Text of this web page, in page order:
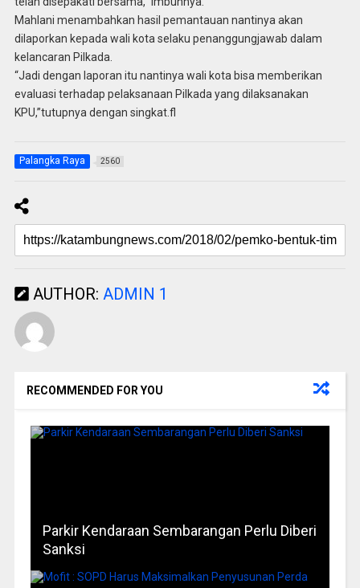
Mahlani menambahkan hasil pemantauan nantinya akan
dilaporkan kepada wali kota selaku penanggungjawab dalam
kelancaran Pilkada.
“Jadi dengan laporan itu nantinya wali kota bisa memberikan
evaluasi terhadap pelaksanaan Pilkada yang dilaksanakan
KPU,”tutupnya dengan singkat.fl
Palangka Raya 2560
AUTHOR: ADMIN 1
RECOMMENDED FOR YOU
Parkir Kendaraan Sembarangan Perlu Diberi
Sanksi